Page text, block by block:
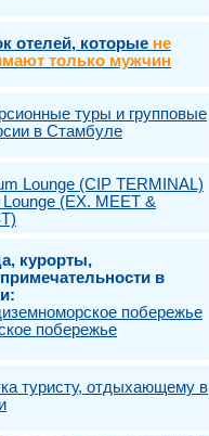
отелей, которые не
только мужчин
туры и групповые
в Стамбуле
Lounge (CIP TERMINAL)
(EX. MEET &
курорты,
в
побережье
побережье
туристу, отдыхающему в